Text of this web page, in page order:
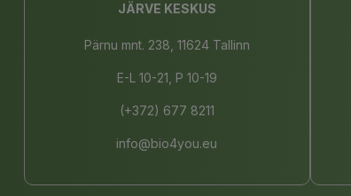
JÄRVE KESKUS
Pärnu mnt. 238, 11624 Tallinn
E-L 10-21, P 10-19
(+372) 677 8211
info@bio4you.eu